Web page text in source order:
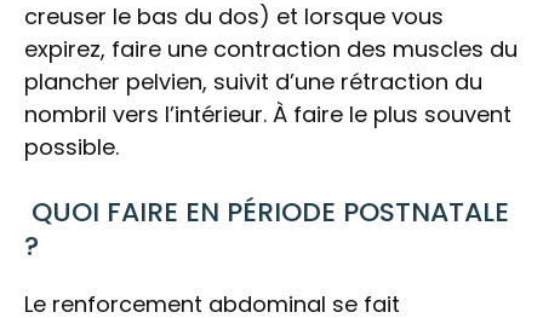
creuser le bas du dos) et lorsque vous
expirez, faire une contraction des muscles du
plancher pelvien, suivit d’une rétraction du
nombril vers l’intérieur. À faire le plus souvent
possible.
QUOI FAIRE EN PÉRIODE POSTNATALE
?
Le renforcement abdominal se fait